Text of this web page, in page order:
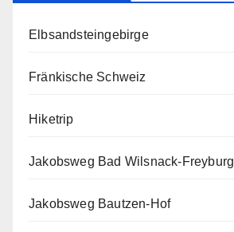
Elbsandsteingebirge
Fränkische Schweiz
Hiketrip
Jakobsweg Bad Wilsnack-Freyburg
Jakobsweg Bautzen-Hof